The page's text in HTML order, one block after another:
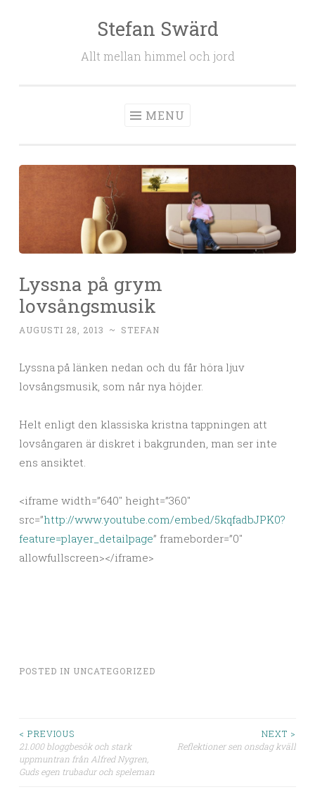
Stefan Swärd
Allt mellan himmel och jord
MENU
Lyssna på grym
lovsångsmusik
AUGUSTI 28, 2013 ~ STEFAN
Lyssna på länken nedan och du får höra ljuv
lovsångsmusik, som når nya höjder.
Helt enligt den klassiska kristna tappningen att
lovsångaren är diskret i bakgrunden, man ser inte
ens ansiktet.
<iframe width=”640″ height=”360″
src=”http://www.youtube.com/embed/5kqfadbJPK0?
feature=player_detailpage” frameborder=”0″
allowfullscreen></iframe>
POSTED IN UNCATEGORIZED
Post navigation
< PREVIOUS
21.000 bloggbesök och stark
uppmuntran från Alfred Nygren,
Guds egen trubadur och speleman
NEXT >
Reflektioner sen onsdag kväll